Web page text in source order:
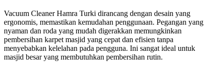
Vacuum Cleaner Hamra Turki dirancang dengan desain yang
ergonomis, memastikan kemudahan penggunaan. Pegangan yang
nyaman dan roda yang mudah digerakkan memungkinkan
pembersihan karpet masjid yang cepat dan efisien tanpa
menyebabkan kelelahan pada pengguna. Ini sangat ideal untuk
masjid besar yang membutuhkan pembersihan rutin.